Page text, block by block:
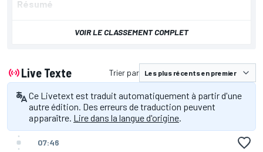
Résumé
VOIR LE CLASSEMENT COMPLET
Live Texte Trier par
Ce Livetext est traduit automatiquement à partir d'une
autre édition. Des erreurs de traduction peuvent
apparaître. Lire dans la langue d'origine.
07:46